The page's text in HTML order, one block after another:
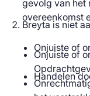
gevolg van het
overeenkomst
Breyta is niet
Onjuiste of
Onjuiste of
Handelen